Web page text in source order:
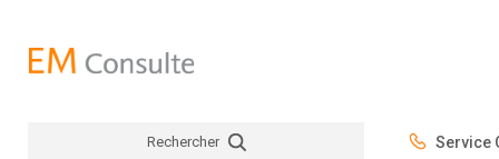
Rechercher Service